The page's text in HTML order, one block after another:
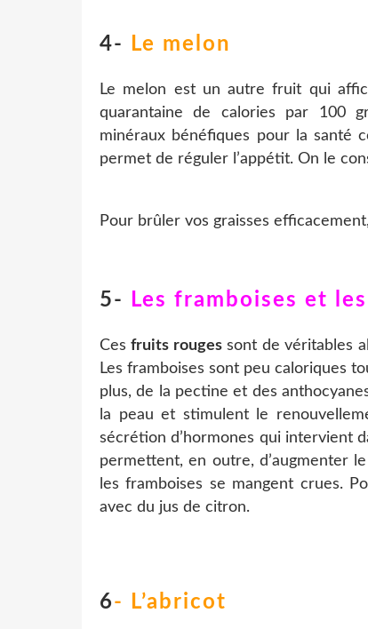
4- Le melon
Le melon est un autre fruit qui
quarantaine de calories par 100
minéraux bénéfiques pour la santé
permet de réguler l’appétit. On le
Pour brûler vos graisses efficacement,
5- Les framboises et les
Cesfruits rougessont de véritables
Les framboises sont peu caloriques
plus, de la pectine et des
la peau et stimulent le
sécrétion d’hormones qui intervient
permettent, en outre, d’augmenter
les framboises se mangent crues.
avec du jus de citron.
6- L’abricot